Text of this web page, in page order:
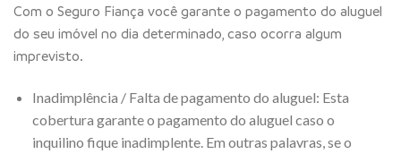
Com o Seguro Fiança você garante o pagamento do aluguel
do seu imóvel no dia determinado, caso ocorra algum
imprevisto.
Inadimplência / Falta de pagamento do aluguel: Esta
cobertura garante o pagamento do aluguel caso o
inquilino fique inadimplente. Em outras palavras, se o